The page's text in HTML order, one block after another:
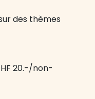
des thèmes
20.-/non-